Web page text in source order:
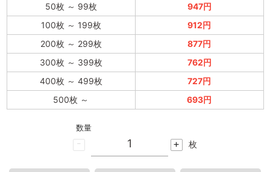
50枚 ～ 99枚
947円
100枚 ～ 199枚
912円
200枚 ～ 299枚
877円
300枚 ～ 399枚
762円
400枚 ～ 499枚
727円
500枚 ～ 693円
-
数量
+ 枚